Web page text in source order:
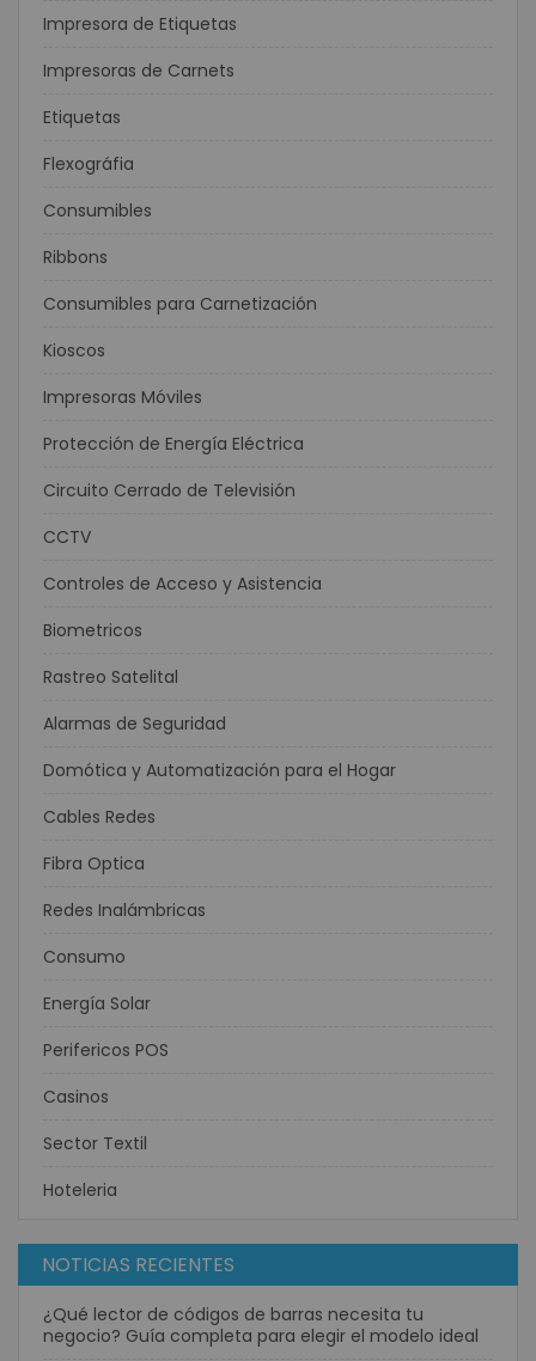
Impresora de Etiquetas
Impresoras de Carnets
Etiquetas
Flexográfia
Consumibles
Ribbons
Consumibles para Carnetización
Kioscos
Impresoras Móviles
Protección de Energía Eléctrica
Circuito Cerrado de Televisión
CCTV
Controles de Acceso y Asistencia
Biometricos
Rastreo Satelital
Alarmas de Seguridad
Domótica y Automatización para el Hogar
Cables Redes
Fibra Optica
Redes Inalámbricas
Consumo
Energía Solar
Perifericos POS
Casinos
Sector Textil
Hoteleria
NOTICIAS RECIENTES
¿Qué lector de códigos de barras necesita tu
negocio? Guía completa para elegir el modelo ideal